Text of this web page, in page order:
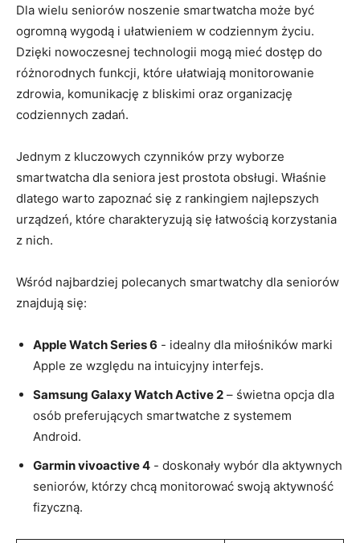
Dla wielu seniorów ⁤noszenie smartwatcha może być
ogromną wygodą i ułatwieniem w codziennym życiu.
Dzięki⁣ nowoczesnej technologii mogą mieć dostęp ‌do
różnorodnych funkcji, które ​ułatwiają monitorowanie
zdrowia, komunikację z bliskimi oraz organizację
codziennych zadań.
Jednym ⁣z kluczowych⁣ czynników przy wyborze
smartwatcha dla seniora ⁤jest⁤ prostota obsługi. ‌Właśnie
dlatego warto zapoznać się z rankingiem najlepszych
urządzeń, które charakteryzują się łatwością korzystania
z nich.
Wśród najbardziej polecanych smartwatchy dla seniorów
znajdują się:
Apple Watch Series 6 ⁣- idealny dla miłośników marki ​
Apple ze względu na intuicyjny interfejs.
Samsung Galaxy Watch ⁢Active 2 – świetna opcja dla
‍osób‌ preferujących smartwatche z ‌systemem
Android.
Garmin vivoactive 4 -⁣ doskonały wybór dla aktywnych
seniorów, którzy chcą monitorować swoją aktywność
fizyczną.